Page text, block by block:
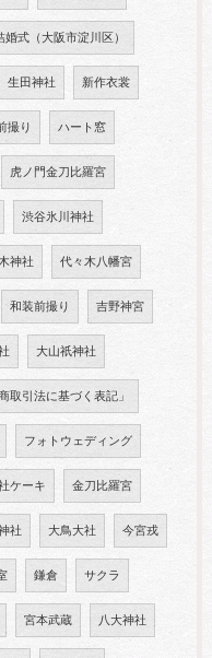
式（大阪市淀川区）
生田神社 新作衣裳
撮り ハート窓
虎ノ門金刀比羅宮
渋谷氷川神社
神社 代々木八幡宮
和装前撮り 吉野神宮
大山祇神社
取引法に基づく表記」
フォトウェディング
ケーキ 金刀比羅宮
社 大鳥大社 今宮戎
鎌倉 サクラ
宮本武蔵 八大神社